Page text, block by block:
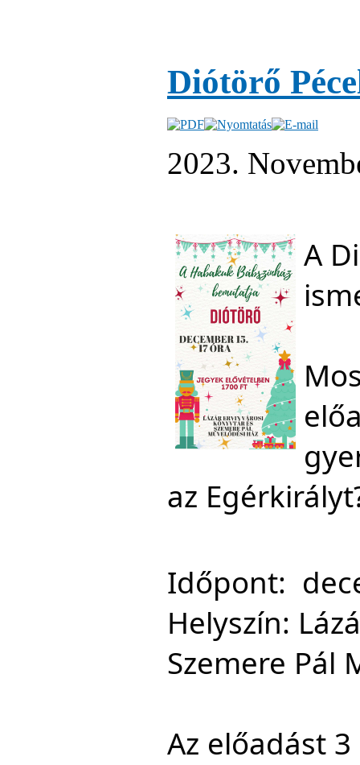
Diótörő
2023.
A
az
Időpont:
Helyszín:
Szemere Pál
Az előadást